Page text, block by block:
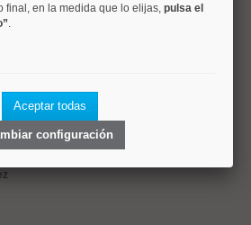
final, en la medida que lo elijas, pulsa el
.
Aceptar todas
configuración